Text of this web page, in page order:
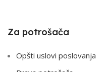
Za potrošača
Opšti uslovi poslovanja